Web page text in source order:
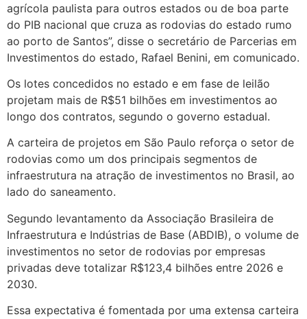
agrícola paulista para outros estados ou de boa parte
do PIB nacional que cruza as rodovias do estado rumo
ao porto de Santos”, disse o secretário de Parcerias em
Investimentos do estado, Rafael Benini, em comunicado.
Os lotes concedidos no estado e em fase de leilão
projetam mais de R$51 bilhões em investimentos ao
longo dos contratos, segundo o governo estadual.
A carteira de projetos em São Paulo reforça o setor de
rodovias como um dos principais segmentos de
infraestrutura na atração de investimentos no Brasil, ao
lado do saneamento.
Segundo levantamento da Associação Brasileira de
Infraestrutura e Indústrias de Base (ABDIB), o volume de
investimentos no setor de rodovias por empresas
privadas deve totalizar R$123,4 bilhões entre 2026 e
2030.
Essa expectativa é fomentada por uma extensa carteira